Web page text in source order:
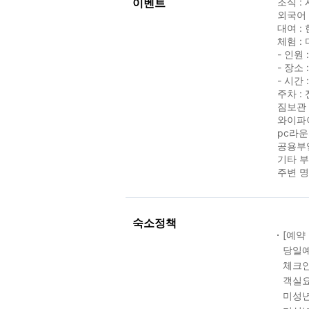
이벤트
외국
대여 :
체험 :
- 인원
- 장소
- 시간
주차 :
짐보
와이
pc라
공용
기타
주변
숙소정책
[예약
당일
체크
객실
미성